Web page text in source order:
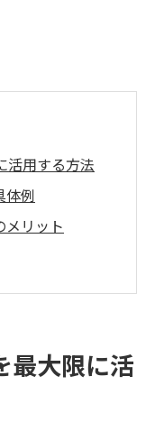
活用する方法
体例
メリット
のメリット
性
最大限に活